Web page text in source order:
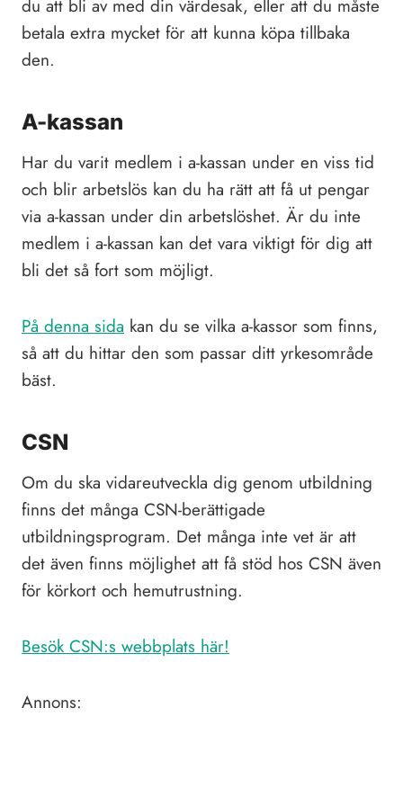
du att bli av med din värdesak, eller att du måste
betala extra mycket för att kunna köpa tillbaka
den.
A-kassan
Har du varit medlem i a-kassan under en viss tid
och blir arbetslös kan du ha rätt att få ut pengar
via a-kassan under din arbetslöshet. Är du inte
medlem i a-kassan kan det vara viktigt för dig att
bli det så fort som möjligt.
På denna sida kan du se vilka a-kassor som finns,
så att du hittar den som passar ditt yrkesområde
bäst.
CSN
Om du ska vidareutveckla dig genom utbildning
finns det många CSN-berättigade
utbildningsprogram. Det många inte vet är att
det även finns möjlighet att få stöd hos CSN även
för körkort och hemutrustning.
Besök CSN:s webbplats här!
Annons: